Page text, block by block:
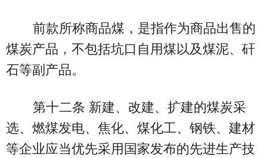
前款所称商品煤，是指作为商品出售的
煤炭产品，不包括坑口自用煤以及煤泥、矸
石等副产品。
第十二条 新建、改建、扩建的煤炭采
选、燃煤发电、焦化、煤化工、钢铁、建材
等企业应当优先采用国家发布的先进生产技